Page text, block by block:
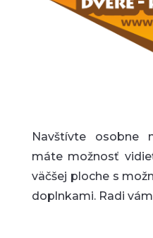
Navštívte osobne
máte možnosť
väčšej ploche s
doplnkami. Radi